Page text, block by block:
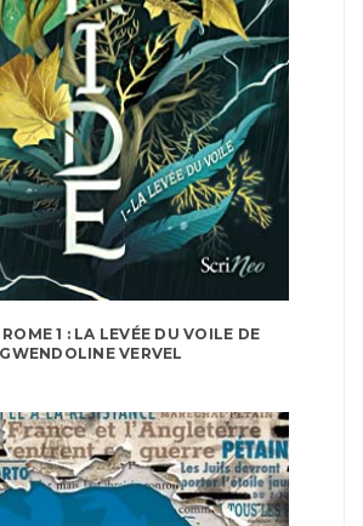
1 : LA LEVÉE DU VOILE DE
GWENDOLINE VERVEL